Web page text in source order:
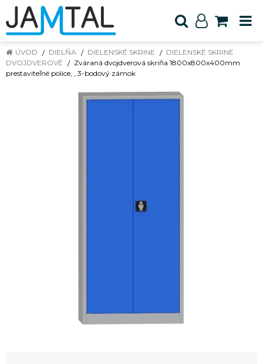
ÚVOD DIELŇA DIELENSKÉ SKRINE
DIELENSKÉ SKRINE
DVOJDVEROVÉ
Zváraná dvojdverová skriňa 1800x800x400mm
prestaviteľné police, , 3-bodový zámok